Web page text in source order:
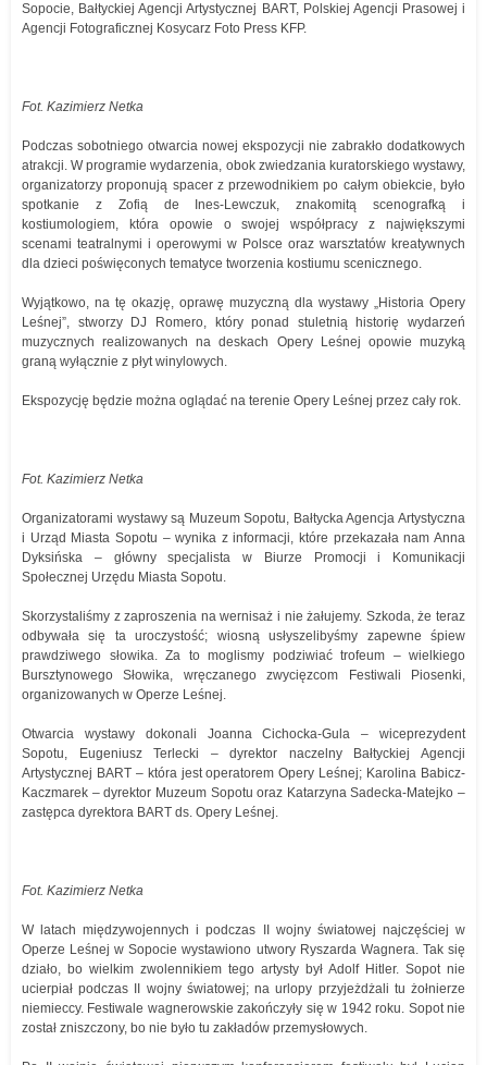
Sopocie, Bałtyckiej Agencji Artystycznej BART, Polskiej Agencji Prasowej i
Agencji Fotograficznej Kosycarz Foto Press KFP.
Fot. Kazimierz Netka
Podczas sobotniego otwarcia nowej ekspozycji nie zabrakło dodatkowych
atrakcji. W programie wydarzenia, obok zwiedzania kuratorskiego wystawy,
organizatorzy proponują spacer z przewodnikiem po całym obiekcie, było
spotkanie z Zofią de Ines-Lewczuk, znakomitą scenografką i
kostiumologiem, która opowie o swojej współpracy z największymi
scenami teatralnymi i operowymi w Polsce oraz warsztatów kreatywnych
dla dzieci poświęconych tematyce tworzenia kostiumu scenicznego.
Wyjątkowo, na tę okazję, oprawę muzyczną dla wystawy „Historia Opery
Leśnej”, stworzy DJ Romero, który ponad stuletnią historię wydarzeń
muzycznych realizowanych na deskach Opery Leśnej opowie muzyką
graną wyłącznie z płyt winylowych.
Ekspozycję będzie można oglądać na terenie Opery Leśnej przez cały rok.
Fot. Kazimierz Netka
Organizatorami wystawy są Muzeum Sopotu, Bałtycka Agencja Artystyczna
i Urząd Miasta Sopotu – wynika z informacji, które przekazała nam Anna
Dyksińska – główny specjalista w Biurze Promocji i Komunikacji
Społecznej Urzędu Miasta Sopotu.
Skorzystaliśmy z zaproszenia na wernisaż i nie żałujemy. Szkoda, że teraz
odbywała się ta uroczystość; wiosną usłyszelibyśmy zapewne śpiew
prawdziwego słowika. Za to moglismy podziwiać trofeum – wielkiego
Bursztynowego Słowika, wręczanego zwycięzcom Festiwali Piosenki,
organizowanych w Operze Leśnej.
Otwarcia wystawy dokonali Joanna Cichocka-Gula – wiceprezydent
Sopotu, Eugeniusz Terlecki – dyrektor naczelny Bałtyckiej Agencji
Artystycznej BART – która jest operatorem Opery Leśnej; Karolina Babicz-
Kaczmarek – dyrektor Muzeum Sopotu oraz Katarzyna Sadecka-Matejko –
zastępca dyrektora BART ds. Opery Leśnej.
Fot. Kazimierz Netka
W latach międzywojennych i podczas II wojny światowej najczęściej w
Operze Leśnej w Sopocie wystawiono utwory Ryszarda Wagnera. Tak się
działo, bo wielkim zwolennikiem tego artysty był Adolf Hitler. Sopot nie
ucierpiał podczas II wojny światowej; na urlopy przyjeżdżali tu żołnierze
niemieccy. Festiwale wagnerowskie zakończyły się w 1942 roku. Sopot nie
został zniszczony, bo nie było tu zakładów przemysłowych.